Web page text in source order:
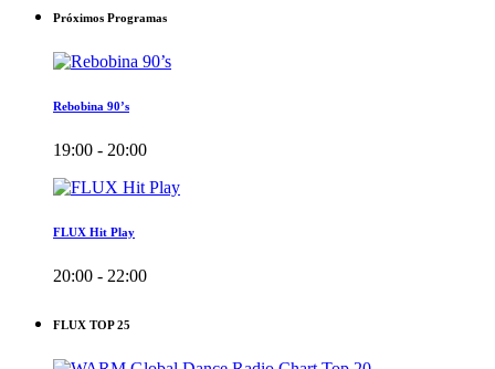
Próximos Programas
Rebobina 90’s
19:00 - 20:00
FLUX Hit Play
20:00 - 22:00
FLUX TOP 25